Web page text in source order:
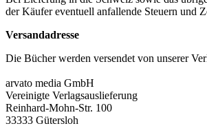
der Käufer eventuell anfallende Steuern und
Versandadresse
Die Bücher werden versendet von unserer
arvato media GmbH
Vereinigte Verlagsauslieferung
Reinhard-Mohn-Str. 100
33333 Gütersloh